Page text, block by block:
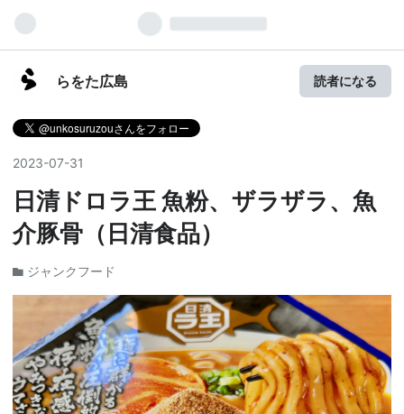
らをた広島 読者になる
2023-07-31
日清ドロラ王 魚粉、ザラザラ、魚
介豚骨（日清食品）
ジャンクフード